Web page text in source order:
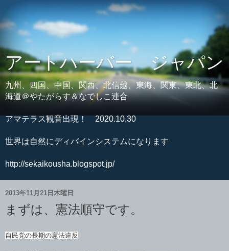
アートハーバー ジャパン
九州、四国、中国、関西、北信越、東海、関東、東北、北
海道＠やたがらす＆なでしこ連合
アマテラス観音出現！ 2020.10.30
世界は自然にディバインシステムになります
http://sekaikousha.blogspot.jp/
2013年11月21日木曜日
まずは、憲法順守です。
自民党の長期の憲法違反